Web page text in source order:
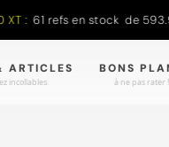
refs en stock de 593.99 €
ARTICLES
incollables.
BONS
à ne pas rater !